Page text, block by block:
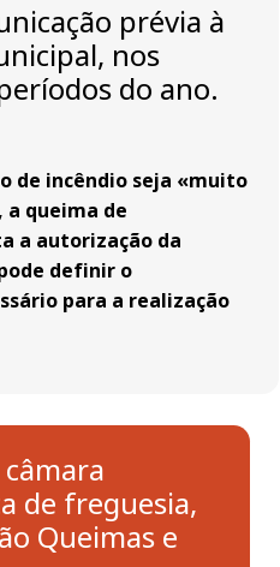
prévia à
nos
do ano.
de incêndio seja «muito
a queima de
a autorização da
definir o
para a realização
de freguesia,
Queimas e